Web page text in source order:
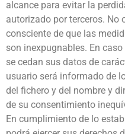
alcance para evitar la
autorizado por terceros. No
consciente de que las
son inexpugnables. En
se cedan sus datos de
usuario será informado de
del fichero y del nombre y
de su consentimiento
En cumplimiento de lo